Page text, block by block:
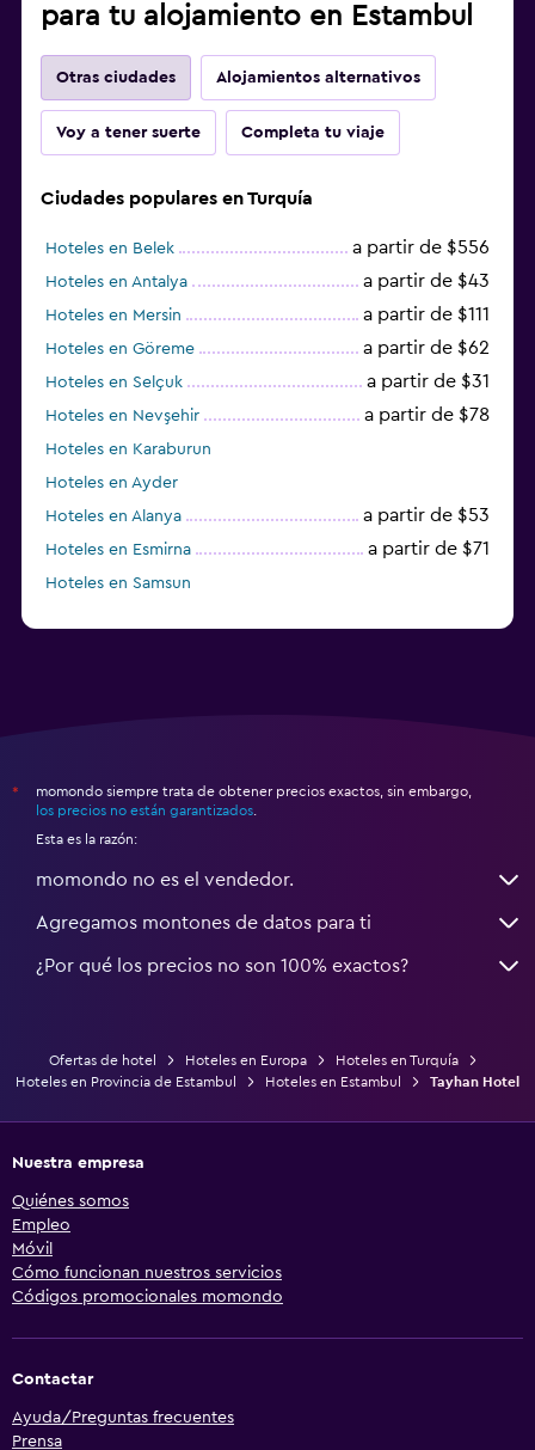
para tu alojamiento en Estambul
Otras ciudades Alojamientos alternativos
Voy a tener suerte Completa tu viaje
Ciudades populares en Turquía
Hoteles en Belek a partir de $556
Hoteles en Antalya a partir de $43
Hoteles en Mersin a partir de $111
Hoteles en Göreme a partir de $62
Hoteles en Selçuk a partir de $31
Hoteles en Nevşehir a partir de $78
Hoteles en Karaburun
Hoteles en Ayder
Hoteles en Alanya
a partir de $53
Hoteles en Esmirna a partir de $71
Hoteles en Samsun
*
momondo siempre trata de obtener precios exactos, sin embargo,
los precios no están garantizados
Esta es la razón:
momondo no es el vendedor.
Agregamos montones de datos para ti
¿Por qué los precios no son 100% exactos?
Ofertas de hotel Hoteles en Europa
Hoteles en Turquía
Hoteles en Provincia de Estambul
Hoteles en Estambul Tayhan Hotel
Nuestra empresa
Quiénes somos
Empleo
Móvil
Cómo funcionan nuestros servicios
Códigos promocionales momondo
Contactar
Ayuda/Preguntas frecuentes
Prensa